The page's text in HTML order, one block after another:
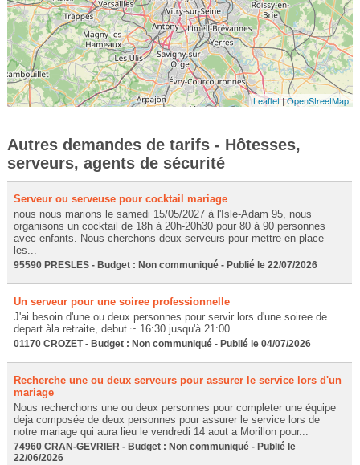
Leaflet|OpenStreetMap
Autres demandes de tarifs - Hôtesses,
serveurs, agents de sécurité
Serveur ou serveuse pour cocktail mariage
nous nous marions le samedi 15/05/2027 à l'Isle-Adam 95, nous
organisons un cocktail de 18h à 20h-20h30 pour 80 à 90 personnes
avec enfants. Nous cherchons deux serveurs pour mettre en place
les...
95590 PRESLES - Budget : Non communiqué - Publié le 22/07/2026
Un serveur pour une soiree professionnelle
J'ai besoin d'une ou deux personnes pour servir lors d'une soiree de
depart àla retraite, debut ~ 16:30 jusqu'à 21:00.
01170 CROZET - Budget : Non communiqué - Publié le 04/07/2026
Recherche une ou deux serveurs pour assurer le service lors d'un
mariage
Nous recherchons une ou deux personnes pour completer une équipe
deja composée de deux personnes pour assurer le service lors de
notre mariage qui aura lieu le vendredi 14 aout a Morillon pour...
74960 CRAN-GEVRIER - Budget : Non communiqué - Publié le
22/06/2026